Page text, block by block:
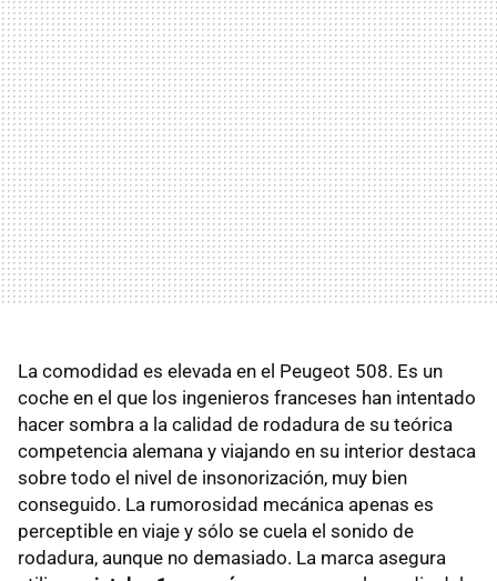
La comodidad es elevada en el Peugeot 508. Es un
coche en el que los ingenieros franceses han intentado
hacer sombra a la calidad de rodadura de su teórica
competencia alemana y viajando en su interior destaca
sobre todo el nivel de insonorización, muy bien
conseguido. La rumorosidad mecánica apenas es
perceptible en viaje y sólo se cuela el sonido de
rodadura, aunque no demasiado. La marca asegura